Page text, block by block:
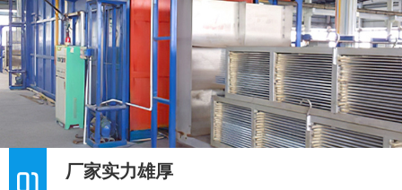
高效的生产加工团队，专注更专业
·专业设计、制造、销售、服务为一体的铝型材生产厂家，公司拥有一
支技术力量强的科技研发创新团队，主要技术骨干从事铝型材制造业
多年。
·专业研发生产团队，不断满足市场对型材的多样需求，产品不断推陈
出新，保证您的品质跟交货期。